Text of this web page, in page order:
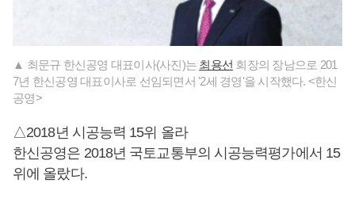
▲ 최문규 한신공영 대표이사(사진)는 최용선 회장의 장남으로 201
7년 한신공영 대표이사로 선임되면서 '2세 경영'을 시작했다. <한신
공영>
△2018년 시공능력 15위 올라
한신공영은 2018년 국토교통부의 시공능력평가에서 15
위에 올랐다.